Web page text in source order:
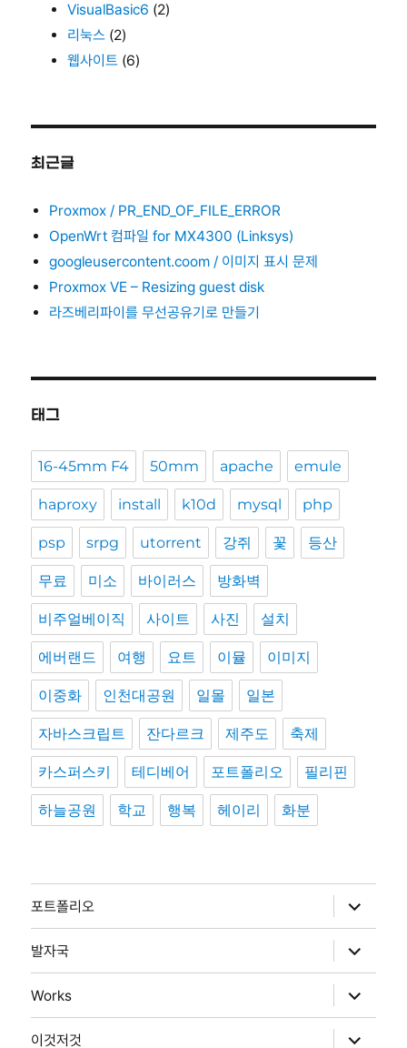
VisualBasic6 (2)
리눅스 (2)
웹사이트 (6)
최근글
Proxmox / PR_END_OF_FILE_ERROR
OpenWrt 컴파일 for MX4300 (Linksys)
googleusercontent.coom / 이미지 표시 문제
Proxmox VE – Resizing guest disk
라즈베리파이를 무선공유기로 만들기
태그
16-45mm F4 50mm apache emule
haproxy install k10d mysql php
psp srpg utorrent 강쥐 꽃 등산
무료 미소 바이러스 방화벽
비주얼베이직 사이트 사진 설치
에버랜드 여행 요트 이뮬 이미지
이중화 인천대공원 일몰 일본
자바스크립트 잔다르크 제주도 축제
카스퍼스키 테디베어 포트폴리오 필리핀
하늘공원 학교 행복 헤이리 화분
포트폴리오
위
메
뉴
확
장
발자국
위
메
뉴
확
장
Works
위
메
뉴
이것저것